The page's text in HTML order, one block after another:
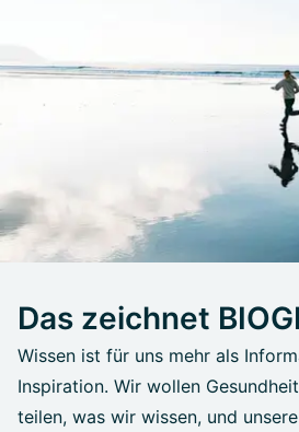
Das zeichnet
Wissen ist für uns mehr als
Inspiration. Wir wollen
teilen, was wir wissen, und